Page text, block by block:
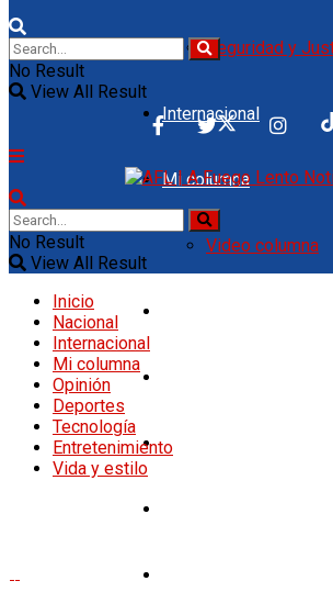
Seguridad y
Internacional
Mi columna
Video columna
Tecnología
No Result
View All Result
No Result
View All Result
Inicio
Nacional
Internacional
Mi columna
Opinión
Deportes
Tecnología
Entretenimiento
Vida y estilo